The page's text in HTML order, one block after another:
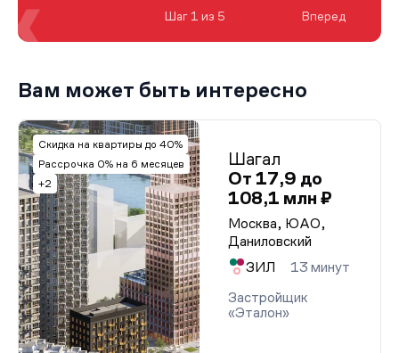
Шаг 1 из 5 Вперед
Вам может быть интересно
Скидка на квартиры до 40%
Рассрочка 0% на 6 месяцев
+2
Шагал
От 17,9 до
108,1 млн ₽
Москва, ЮАО,
Даниловский
ЗИЛ
13 минут
Застройщик
«Эталон»